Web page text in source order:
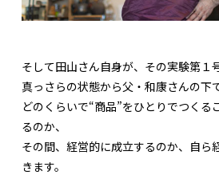
そして田山さん自身が、その実験第１
真っさらの状態から父・和康さんの下
どのくらいで“商品”をひとりでつくる
るのか、
その間、経営的に成立するのか、自ら
きます。